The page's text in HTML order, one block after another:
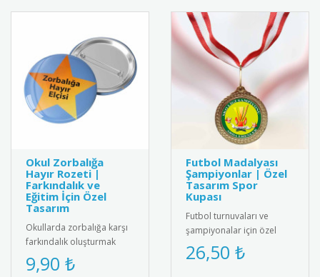
Okul Zorbalığa
Hayır Rozeti |
Farkındalık ve
Eğitim İçin Özel
Tasarım
Okullarda zorbalığa karşı
farkındalık oluşturmak
amacıyla tasarlanmış
“Zorbalığa Hayır” temalı
9,90 ₺
Futbol Madalyası
Şampiyonlar | Özel
Tasarım Spor
Kupası
Futbol turnuvaları ve
şampiyonalar için özel
tasarım futbol madalyası.
Kaliteli metal malzemeden
26,50 ₺